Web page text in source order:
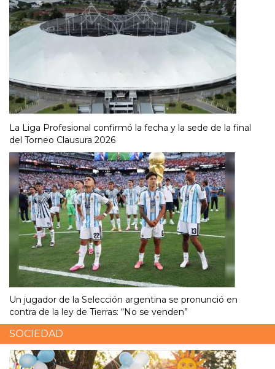
La Liga Profesional confirmó la fecha y la sede de la final
del Torneo Clausura 2026
Un jugador de la Selección argentina se pronunció en
contra de la ley de Tierras: “No se venden”
SOCIEDAD